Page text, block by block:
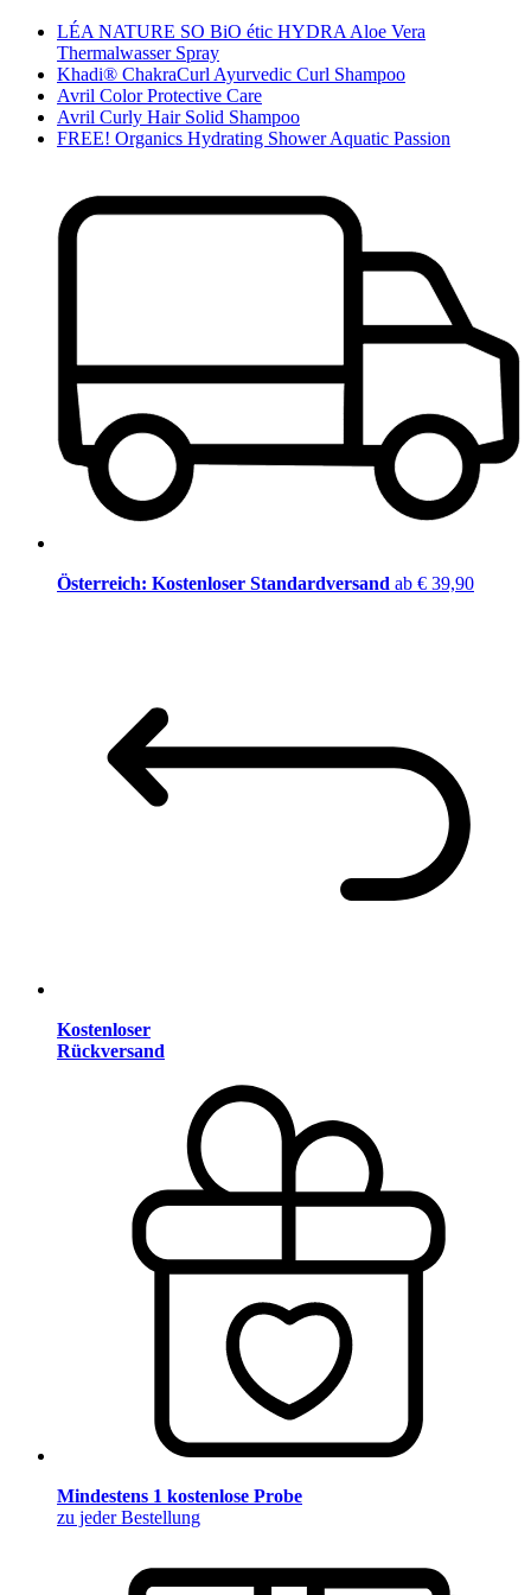
LÉA NATURE SO BiO étic HYDRA Aloe Vera
Thermalwasser Spray
Khadi® ChakraCurl Ayurvedic Curl Shampoo
Avril Color Protective Care
Avril Curly Hair Solid Shampoo
FREE! Organics Hydrating Shower Aquatic Passion
Österreich: Kostenloser Standardversand ab € 39,90
Kostenloser
Rückversand
Mindestens 1 kostenlose Probe
zu jeder Bestellung